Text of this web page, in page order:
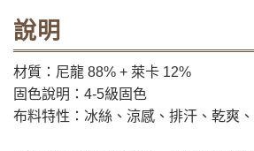
說明
材質：尼龍 88% + 萊卡 12%
固色說明：4-5級固色
布料特性：冰絲、涼感、排汗、乾爽